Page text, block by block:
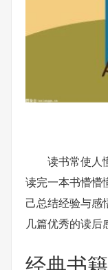
读书常使人
读完一本书懵懵
己总结经验与感
几篇优秀的读后
经典书